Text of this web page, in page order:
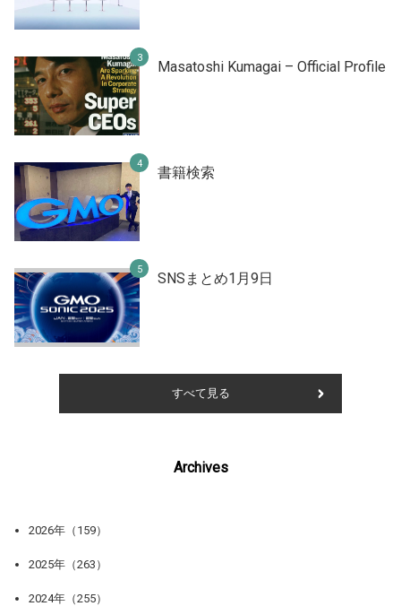
Masatoshi Kumagai – Official Profile
書籍検索
SNSまとめ1月9日
すべて見る
Archives
2026年（159）
2025年（263）
2024年（255）